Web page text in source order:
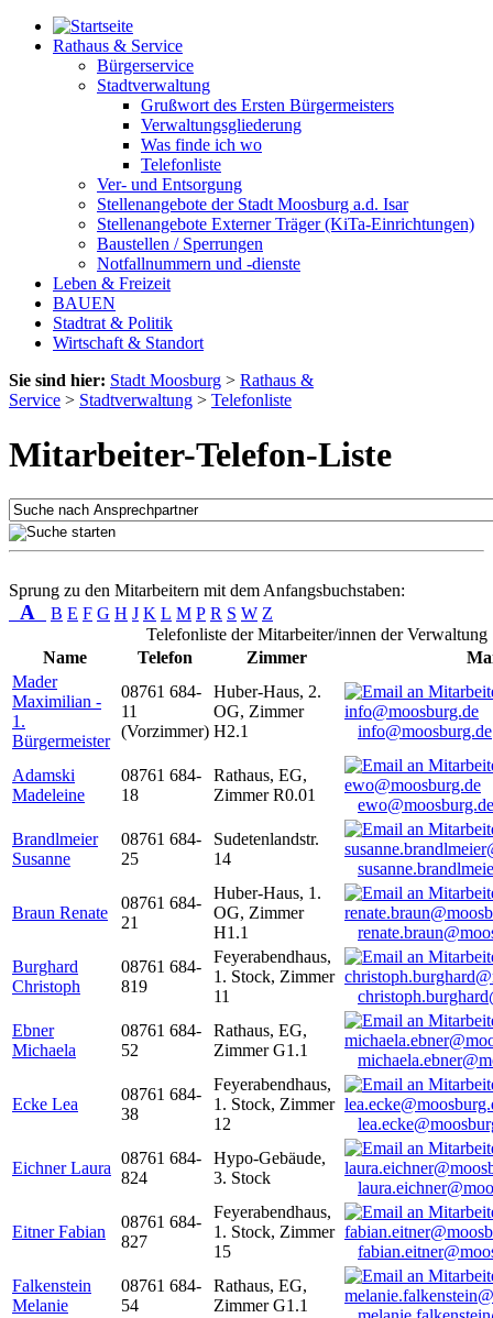
Rathaus & Service
Bürgerservice
Stadtverwaltung
Grußwort des Ersten Bürgermeisters
Verwaltungsgliederung
Was finde ich wo
Telefonliste
Ver- und Entsorgung
Stellenangebote der Stadt Moosburg a.d. Isar
Stellenangebote Externer Träger (KiTa-Einrichtungen)
Baustellen / Sperrungen
Notfallnummern und -dienste
Leben & Freizeit
BAUEN
Stadtrat & Politik
Wirtschaft & Standort
Sie sind hier: Stadt Moosburg > Rathaus &
Service > Stadtverwaltung > Telefonliste
Mitarbeiter-Telefon-Liste
Sprung zu den Mitarbeitern mit dem Anfangsbuchstaben:
A B E F G H J K L M P R S W Z
Telefonliste der Mitarbeiter/innen der Verwaltung
Name
Telefon Zimmer
Mader
Maximilian -
1.
Bürgermeister
08761 684-
11
(Vorzimmer)
Huber-Haus, 2.
OG, Zimmer
H2.1
info@moosburg.de
Adamski
Madeleine
08761 684-
18
Rathaus, EG,
Zimmer R0.01
ewo@moosburg.de
Brandlmeier
Susanne
08761 684-
25
Sudetenlandstr.
14
Braun Renate
08761 684-
21
Huber-Haus, 1.
OG, Zimmer
H1.1
Burghard
Christoph
08761 684-
819
Feyerabendhaus,
1. Stock, Zimmer
11
Ebner
Michaela
08761 684-
52
Rathaus, EG,
Zimmer G1.1
Ecke Lea
08761 684-
38
Feyerabendhaus,
1. Stock, Zimmer
12
Eichner Laura
08761 684-
824
Hypo-Gebäude,
3. Stock
Eitner Fabian
08761 684-
827
Feyerabendhaus,
1. Stock, Zimmer
15
Falkenstein
Melanie
08761 684-
54
Rathaus, EG,
Zimmer G1.1